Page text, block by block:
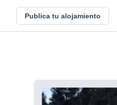
Publica tu alojamiento